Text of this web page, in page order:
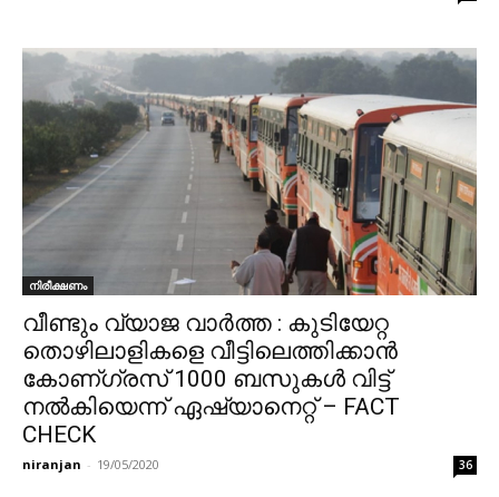
നിരീക്ഷണം
വീണ്ടും വ്യാജ വാർത്ത : കുടിയേറ്റ
തൊഴിലാളികളെ വീട്ടിലെത്തിക്കാൻ
കോണ്ഗ്രസ് 1000 ബസുകൾ വിട്ട്
നൽകിയെന്ന് ഏഷ്യാനെറ്റ് – FACT
CHECK
niranjan - 19/05/2020 36